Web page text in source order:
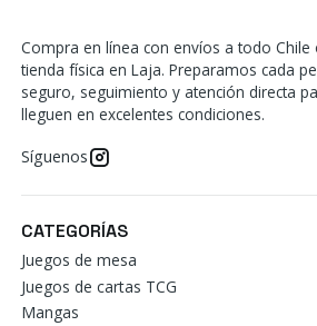
Compra en línea con envíos a todo
tienda física en Laja. Preparamos cada
seguro, seguimiento y atención directa
lleguen en excelentes condiciones.
Síguenos
CATEGORÍAS
Juegos de mesa
Juegos de cartas TCG
Mangas